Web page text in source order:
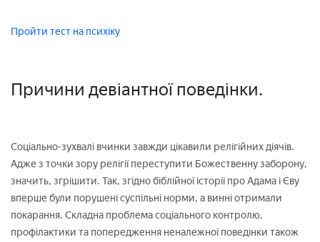
Пройти тест на психіку
Причини девіантної поведінки.
Соціально-зухвалі вчинки завжди цікавили релігійних діячів.
Адже з точки зору релігії переступити Божественну заборону,
значить, згрішити. Так, згідно біблійної історії про Адама і Єву
вперше були порушені суспільні норми, а винні отримали
покарання. Складна проблема соціального контролю,
профілактики та попередження неналежної поведінки також